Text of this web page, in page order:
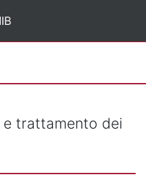
trattamento dei